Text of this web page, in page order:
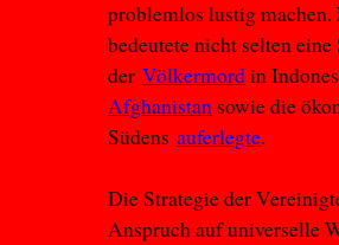
problemlos lustig
bedeutete nicht selten
der Völkermordin
Afghanistan sowie die
Südens auferlegte.
Die Strategie der
Anspruch auf universelle